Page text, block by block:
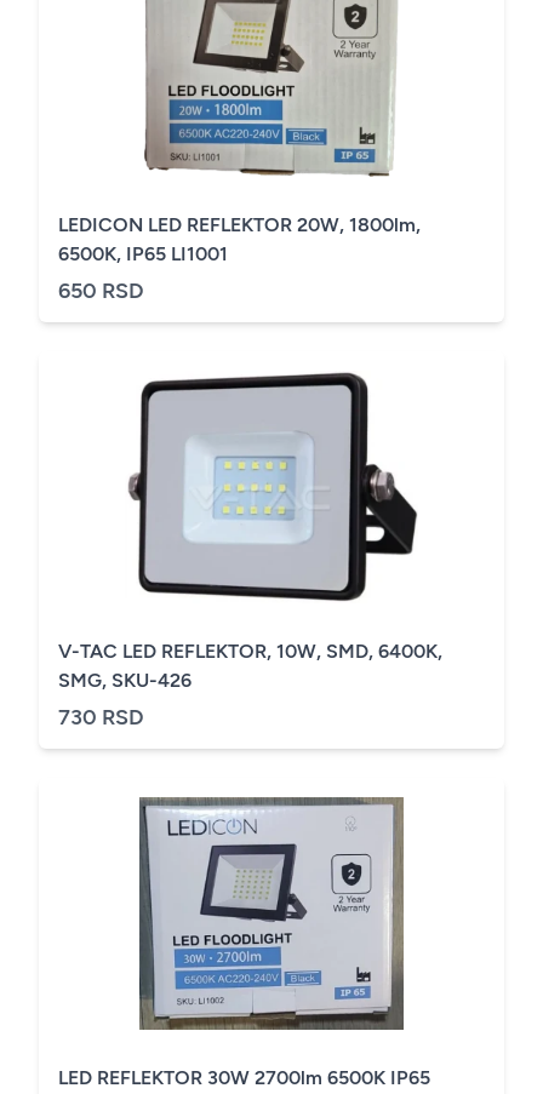
LEDICON LED REFLEKTOR 20W, 1800lm,
6500K, IP65 LI1001
650 RSD
V-TAC LED REFLEKTOR, 10W, SMD, 6400K,
SMG, SKU-426
730 RSD
LED REFLEKTOR 30W 2700lm 6500K IP65